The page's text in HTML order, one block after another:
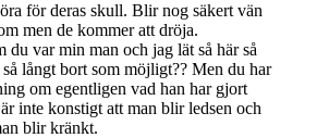
för deras skull. Blir nog säkert vän
men de kommer att dröja.
du var min man och jag lät så här så
långt bort som möjligt?? Men du har
om egentligen vad han har gjort
inte konstigt att man blir ledsen och
blir kränkt.